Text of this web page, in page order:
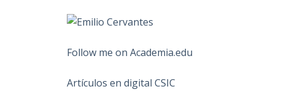
Follow me on Academia.edu
Artículos en digital CSIC